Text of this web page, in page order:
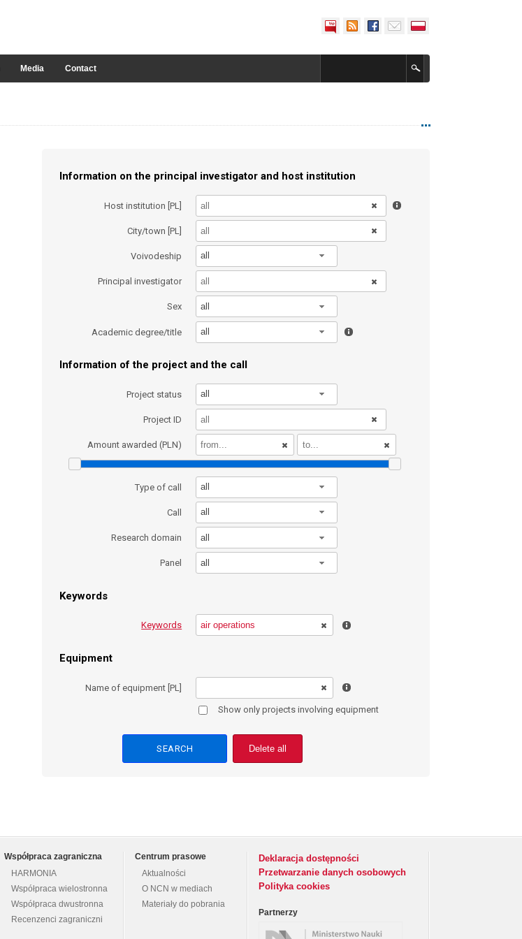
Media Contact
Information on the principal investigator and host institution
Host institution [PL]
City/town [PL]
Voivodeship all
Principal investigator
Sex all
Academic degree/title all
Information of the project and the call
Project status all
Project ID
Amount awarded (PLN)
Type of call all
Call all
Research domain all
Panel all
Keywords
Keywords
Equipment
Name of equipment [PL]
Show only projects involving equipment
Delete all
Współpraca zagraniczna
HARMONIA
Współpraca wielostronna
Współpraca dwustronna
Recenzenci zagraniczni
Centrum prasowe
Aktualności
O NCN w mediach
Materiały do pobrania
Deklaracja dostępności
Przetwarzanie danych osobowych
Polityka cookies
Partnerzy